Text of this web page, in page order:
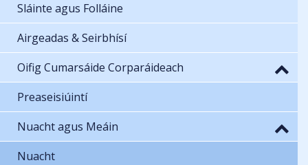
Sláinte agus Folláine
Airgeadas & Seirbhísí
Oifig Cumarsáide Corparáideach
Preaseisiúintí
Nuacht agus Meáin
Nuacht